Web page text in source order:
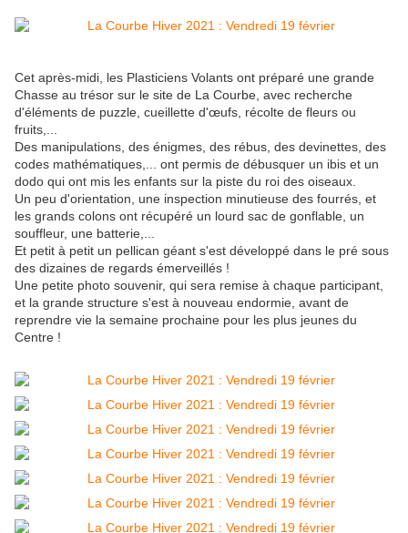
Cet après-midi, les Plasticiens Volants ont préparé une grande
Chasse au trésor sur le site de La Courbe, avec recherche
d'éléments de puzzle, cueillette d'œufs, récolte de fleurs ou
fruits,...
Des manipulations, des énigmes, des rébus, des devinettes, des
codes mathématiques,... ont permis de débusquer un ibis et un
dodo qui ont mis les enfants sur la piste du roi des oiseaux.
Un peu d'orientation, une inspection minutieuse des fourrés, et
les grands colons ont récupéré un lourd sac de gonflable, un
souffleur, une batterie,...
Et petit à petit un pellican géant s'est développé dans le pré sous
des dizaines de regards émerveillés !
Une petite photo souvenir, qui sera remise à chaque participant,
et la grande structure s'est à nouveau endormie, avant de
reprendre vie la semaine prochaine pour les plus jeunes du
Centre !